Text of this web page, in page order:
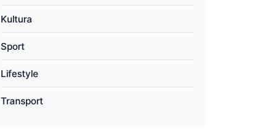
Kultura
Sport
Lifestyle
Transport